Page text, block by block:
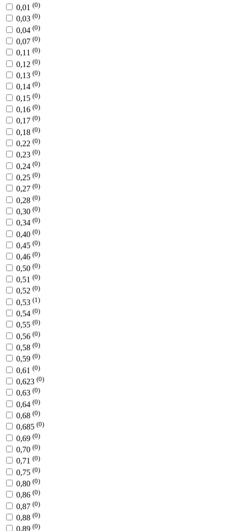
0,01 (0)
0,03 (0)
0,04 (0)
0,07 (0)
0,11 (0)
0,12 (0)
0,13 (0)
0,14 (0)
0,15 (0)
0,16 (0)
0,17 (0)
0,18 (0)
0,22 (0)
0,23 (0)
0,24 (0)
0,25 (0)
0,27 (0)
0,28 (0)
0,30 (0)
0,34 (0)
0,40 (0)
0,45 (0)
0,46 (0)
0,50 (0)
0,51 (0)
0,52 (0)
0,53 (1)
0,54 (0)
0,55 (0)
0,56 (0)
0,58 (0)
0,59 (0)
0,61 (0)
0,623 (0)
0,63 (0)
0,64 (0)
0,68 (0)
0,685 (0)
0,69 (0)
0,70 (0)
0,71 (0)
0,75 (0)
0,80 (0)
0,86 (0)
0,87 (0)
0,88 (0)
0,89 (0)